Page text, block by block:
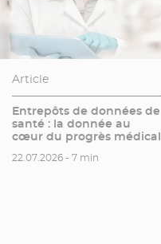
Article
Entrepôts de données de
santé : la donnée au
cœur du progrès médical
Date de publication
22.07.2026 - Temps de lecture
7 min